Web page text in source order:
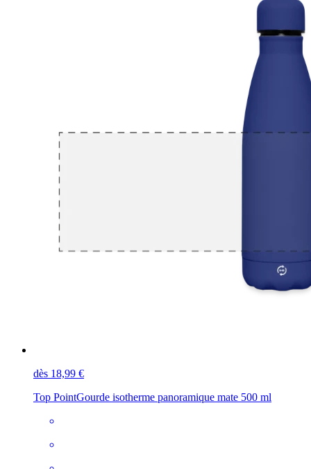
dès 18,99 €
Top PointGourde isotherme panoramique mate 500 ml